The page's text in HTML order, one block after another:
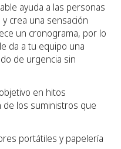
ayuda a las personas
crea una sensación
un cronograma, por lo
da a tu equipo una
de urgencia sin
en hitos
los suministros que
portátiles y papelería